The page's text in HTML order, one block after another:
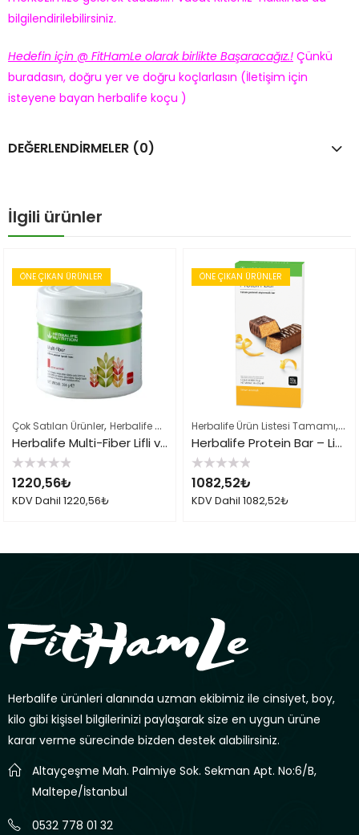
bilgilendirilebilirsiniz.
Hedefin için @ FitHamLe olarak birlikte Başaracağız.! Çünkü
buradasın, doğru yer ve doğru koçlarlasın (İletişim için
isteyene bayan herbalife koçu )
DEĞERLENDIRMELER (0)
İlgili ürünler
ÖNE ÇIKAN ÜRÜNLER
Çok Satılan Ürünler, Herbalife Çayları ve İçeçekler ,Herbalife Ürün Listesi
Herbalife Multi-Fiber Lifli ve Aromalı İçecek Tozu Elma
5
üzerinden
0
oy
1220,56₺
KDV Dahil 1220,56₺
ÖNE ÇIKAN ÜRÜNLER
Herbalife Ürün Listesi Tamamı,
Herbalife Protein Bar – Limon Aromalı
5
üzerinden
0
oy
1082,52₺
KDV Dahil 1082,52₺
Herbalife ürünleri alanında uzman ekibimiz ile cinsiyet, boy,
kilo gibi kişisel bilgilerinizi paylaşarak size en uygun ürüne
karar verme sürecinde bizden destek alabilirsiniz.
Altayçeşme Mah. Palmiye Sok. Sekman Apt. No:6/B,
Maltepe/İstanbul
0532 778 01 32